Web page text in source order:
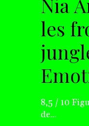
Nia
les
8,5 / 10 Figure incontournable du renouveau
de...